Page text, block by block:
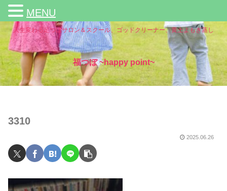
人生変わる足つぼサロン＆スクール、ゴッドクリーナー、黄土よもぎ蒸し
福つぼ ~happy point~
3310
2025.06.26
MENU